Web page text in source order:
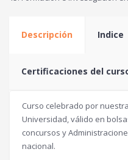
Descripción Indice
Certificaciones del
Curso celebrado por
Universidad, válido en
concursos y
nacional.